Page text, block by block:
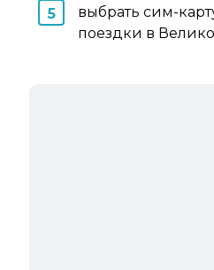
выбрать сим-
поездки в